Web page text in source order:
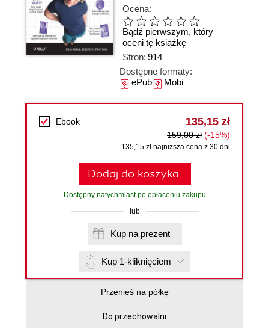
Ocena:
Bądź pierwszym, który
oceni tę książkę
Stron: 914
Dostępne formaty:
ePubMobi
Ebook 135,15 zł
159,00 zł (-15%)
135,15 zł najniższa cena z 30 dni
Dodaj do koszyka
Dostępny natychmiast po opłaceniu zakupu
lub
Kup na prezent
Kup 1-kliknięciem
Przenieś na półkę
Do przechowalni